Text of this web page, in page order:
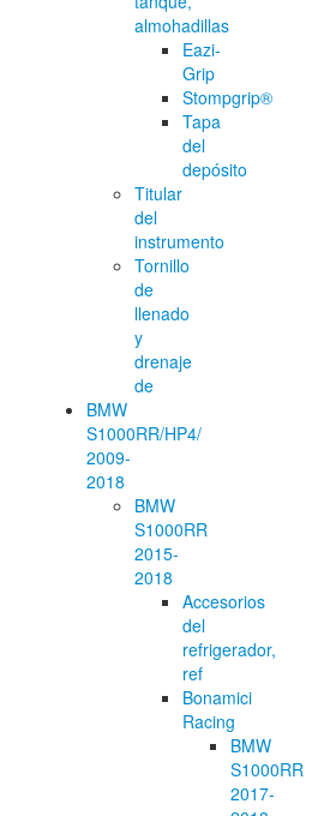
almohadillas
Eazi-
Grip
Stompgrip®
Tapa
del
depósito
Titular
del
instrumento
Tornillo
de
llenado
y
drenaje
de
BMW
S1000RR/HP4/
2009-
2018
BMW
S1000RR
2015-
2018
Accesorios
del
refrigerador,
ref
Bonamici
Racing
BMW
S1000RR
2017-